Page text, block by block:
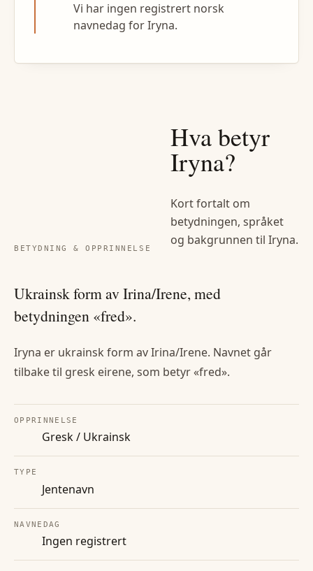
Vi har ingen registrert norsk
navnedag for Iryna.
BETYDNING & OPPRINNELSE
Hva betyr
Iryna?
Kort fortalt om
betydningen, språket
og bakgrunnen til Iryna.
Ukrainsk form av Irina/Irene, med
betydningen «fred».
Iryna er ukrainsk form av Irina/Irene. Navnet går
tilbake til gresk eirene, som betyr «fred».
OPPRINNELSE
Gresk / Ukrainsk
TYPE
Jentenavn
NAVNEDAG
Ingen registrert